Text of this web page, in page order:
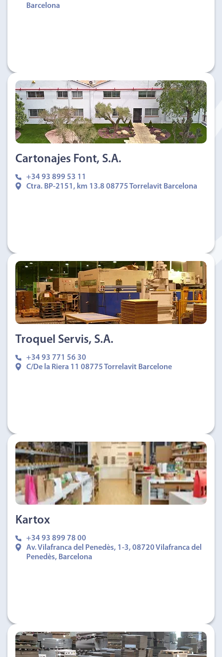
Barcelona
Cartonajes Font, S.A.
+34 93 899 53 11
Ctra. BP-2151, km 13.8 08775 Torrelavit Barcelona
Troquel Servis, S.A.
+34 93 771 56 30
C/De la Riera 11 08775 Torrelavit Barcelone
Kartox
+34 93 899 78 00
Av. Vilafranca del Penedès, 1-3, 08720 Vilafranca del
Penedès, Barcelona